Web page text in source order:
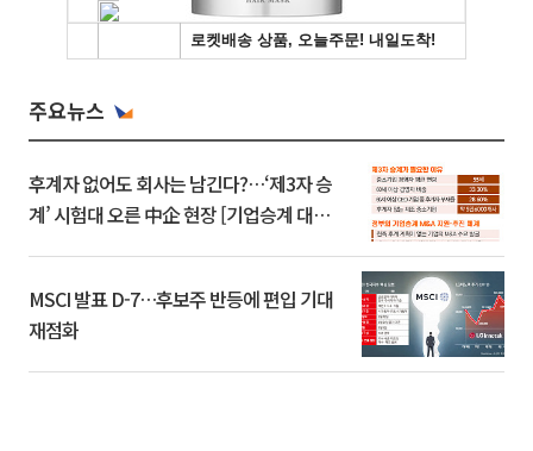
주요뉴스
후계자 없어도 회사는 남긴다?…‘제3자 승
계’ 시험대 오른 中企 현장 [기업승계 대전
MSCI 발표 D-7…후보주 반등에 편입 기대
재점화